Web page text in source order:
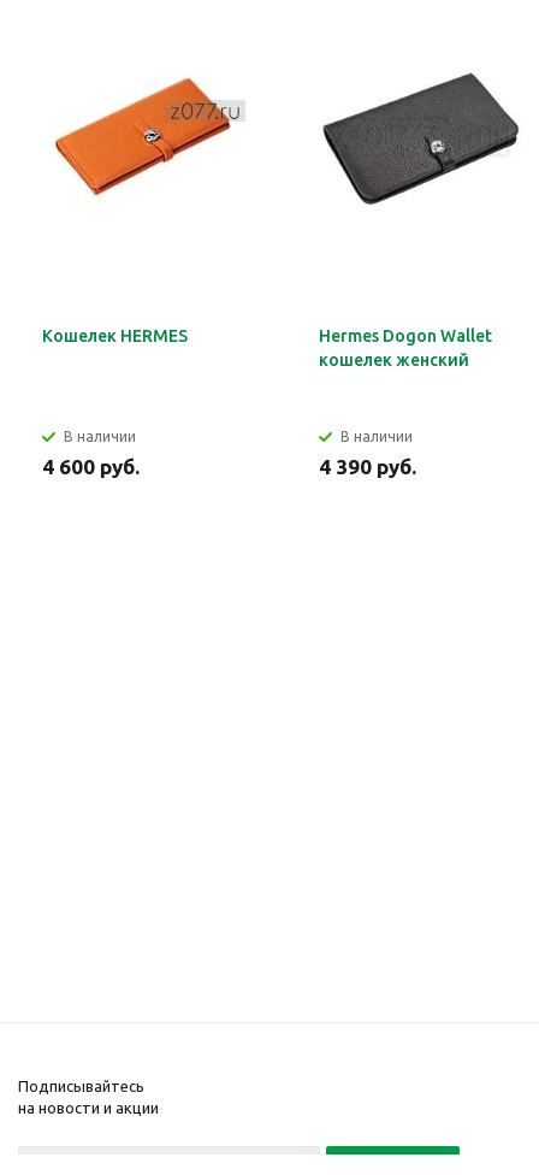
Кошелек HERMES
В наличии
4 600 руб.
Hermes Dogon Wallet
кошелек женский
В наличии
4 390 руб.
Подписывайтесь
на новости и акции